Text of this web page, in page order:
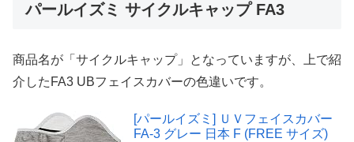
パールイズミ サイクルキャップ FA3
商品名が「サイクルキャップ」となっていますが、上で紹
介したFA3 UBフェイスカバーの色違いです。
[パールイズミ] ＵＶフェイスカバー
FA-3 グレー 日本 F (FREE サイズ)